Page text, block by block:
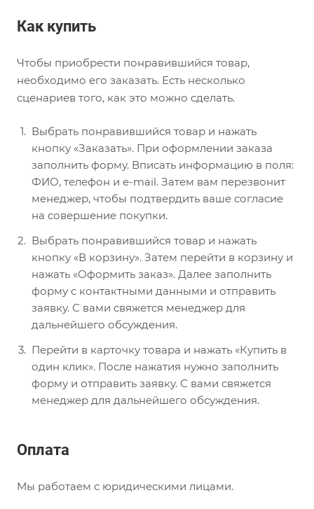
Как купить
Чтобы приобрести понравившийся товар,
необходимо его заказать. Есть несколько
сценариев того, как это можно сделать.
Выбрать понравившийся товар и нажать
кнопку «Заказать». При оформлении заказа
заполнить форму. Вписать информацию в поля:
ФИО, телефон и e-mail. Затем вам перезвонит
менеджер, чтобы подтвердить ваше согласие
на совершение покупки.
Выбрать понравившийся товар и нажать
кнопку «В корзину». Затем перейти в корзину и
нажать «Оформить заказ». Далее заполнить
форму с контактными данными и отправить
заявку. С вами свяжется менеджер для
дальнейшего обсуждения.
Перейти в карточку товара и нажать «Купить в
один клик». После нажатия нужно заполнить
форму и отправить заявку. С вами свяжется
менеджер для дальнейшего обсуждения.
Оплата
Мы работаем с юридическими лицами.